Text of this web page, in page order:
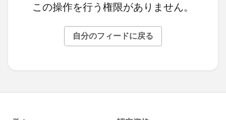
この操作を行う権限がありません。
自分のフィードに戻る